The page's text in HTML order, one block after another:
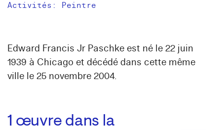
Activités: Peintre
Edward Francis Jr Paschke est né le 22 juin
1939 à Chicago et décédé dans cette même
ville le 25 novembre 2004.
1 œuvre dans la